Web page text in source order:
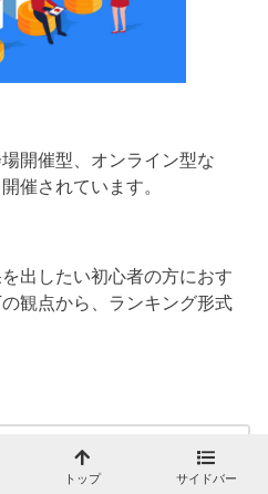
開催型、オンライン型な
催されています。
出したい初心者の方におす
観点から、ランキング形式
？ トップ サイドバー